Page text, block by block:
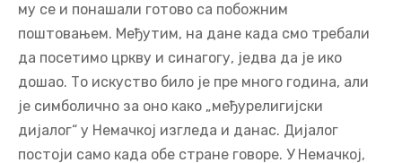
му се и понашали готово са побожним
поштовањем. Међутим, на дане када смо требали
да посетимо цркву и синагогу, једва да је ико
дошао. То искуство било је пре много година, али
је симболично за оно како „међурелигијски
дијалог“ у Немачкој изгледа и данас. Дијалог
постоји само када обе стране говоре. У Немачкој,